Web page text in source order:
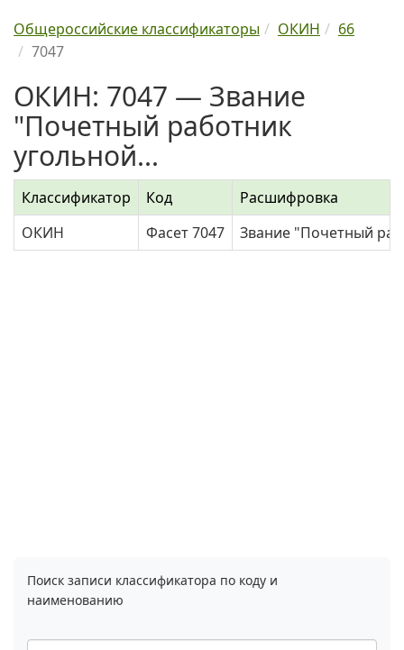
Общероссийские классификаторы ОКИН
66
7047
ОКИН: 7047 — Звание
"Почетный работник
угольной...
Классификатор Код
Расшифровка
ОКИН
Фасет 7047 Звание "Почетный
Поиск записи классификатора по коду и
наименованию